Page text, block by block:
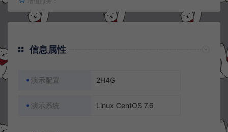
信息属性
演示配置 2H4G
演示系统 Linux CentOS 7.6